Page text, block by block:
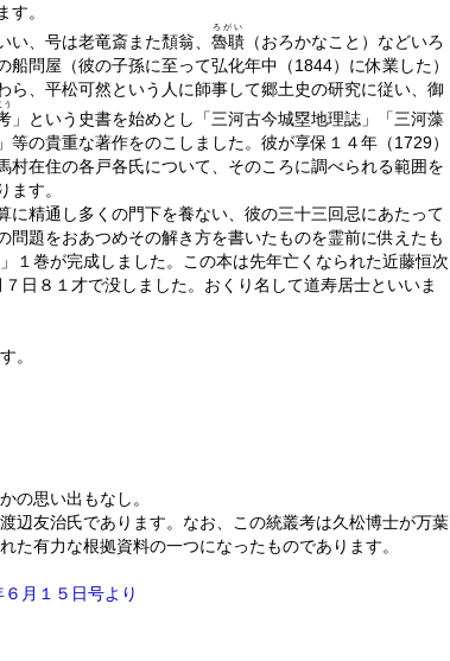
す。
、号は老竜斎また頽翁、 魯聵
ろがい
（おろかなこと）などいろ
船問屋（彼の子孫に至って弘化年中（1844）に休業した）
ら、平松可然という人に師事して郷土史の研究に従い、御
う
」という史書を始めとし「三河古今城塁地理誌」「三河藻
等の貴重な著作をのこしました。彼が享保１４年（1729）
村在住の各戸各氏について、そのころに調べられる範囲を
ます。
に精通し多くの門下を養ない、彼の三十三回忌にあたって
問題をおあつめその解き方を書いたものを霊前に供えたも
１巻が完成しました。この本は先年亡くなられた近藤恒次
日８１才で没しました。おくり名して道寿居士といいま
。
思い出もなし。
友治氏であります。なお、この統叢考は久松博士が万葉
有力な根拠資料の一つになったものであります。
月１５日号より